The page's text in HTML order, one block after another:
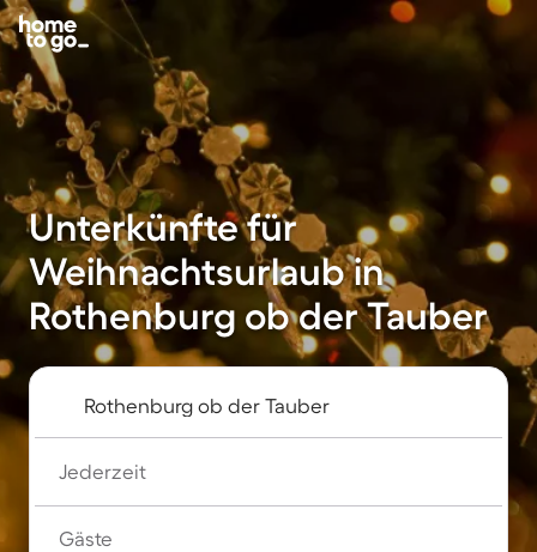
Unterkünfte für
Weihnachtsurlaub in
Rothenburg ob der Tauber
Jederzeit
Gäste